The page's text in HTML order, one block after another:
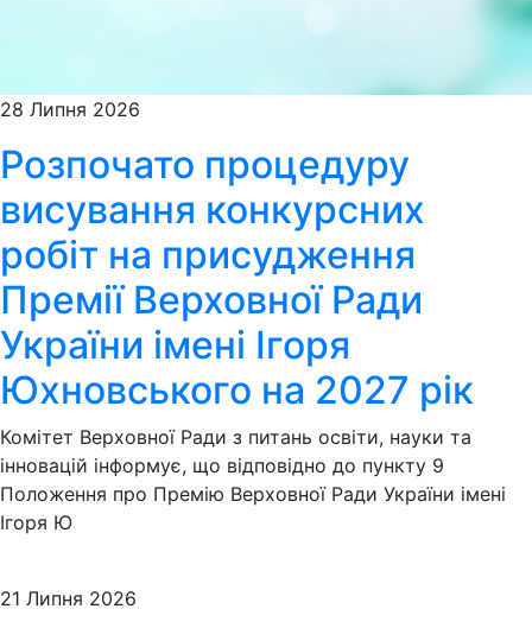
28 Липня 2026
Розпочато процедуру
висування конкурсних
робіт на присудження
Премії Верховної Ради
України імені Ігоря
Юхновського на 2027 рік
Комітет Верховної Ради з питань освіти, науки та
інновацій інформує, що відповідно до пункту 9
Положення про Премію Верховної Ради України імені
Ігоря Ю
21 Липня 2026